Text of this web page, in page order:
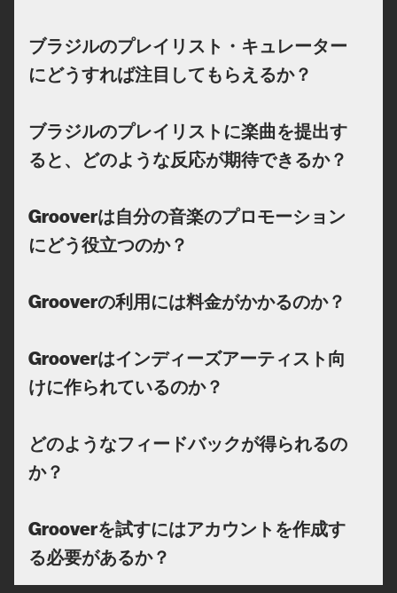
ブラジルのプレイリスト・キュレーター
にどうすれば注目してもらえるか？
ブラジルのプレイリストに楽曲を提出す
ると、どのような反応が期待できるか？
Grooverは自分の音楽のプロモーション
にどう役立つのか？
Grooverの利用には料金がかかるのか？
Grooverはインディーズアーティスト向
けに作られているのか？
どのようなフィードバックが得られるの
か？
Grooverを試すにはアカウントを作成す
る必要があるか？